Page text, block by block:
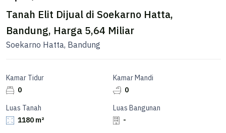
Tanah Elit Dijual di Soekarno Hatta,
Bandung, Harga 5,64 Miliar
Soekarno Hatta, Bandung
Kamar Tidur
0
Kamar Mandi
0
Luas Tanah
1180 m²
Luas Bangunan
-